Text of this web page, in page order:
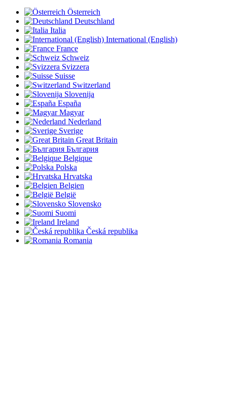
Österreich
Deutschland
Italia
International (English)
France
Schweiz
Svizzera
Suisse
Switzerland
Slovenija
España
Magyar
Nederland
Sverige
Great Britain
България
Belgique
Polska
Hrvatska
Belgien
België
Slovensko
Suomi
Ireland
Česká republika
Romania